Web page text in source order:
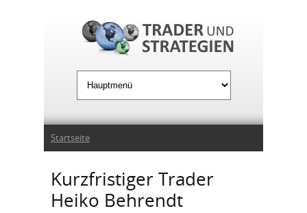
Sie sind hier
Startseite
Kurzfristiger Trader
Heiko Behrendt